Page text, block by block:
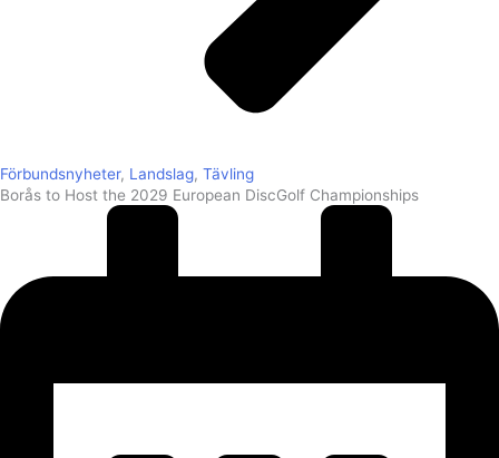
Förbundsnyheter, Landslag, Tävling
Borås to Host the 2029 European DiscGolf Championships